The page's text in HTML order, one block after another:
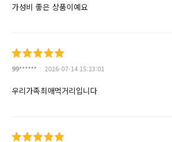
가성비 좋은 상품이예요
99****** 2026-07-14 15:23:01
우리가족최애먹거리입니다